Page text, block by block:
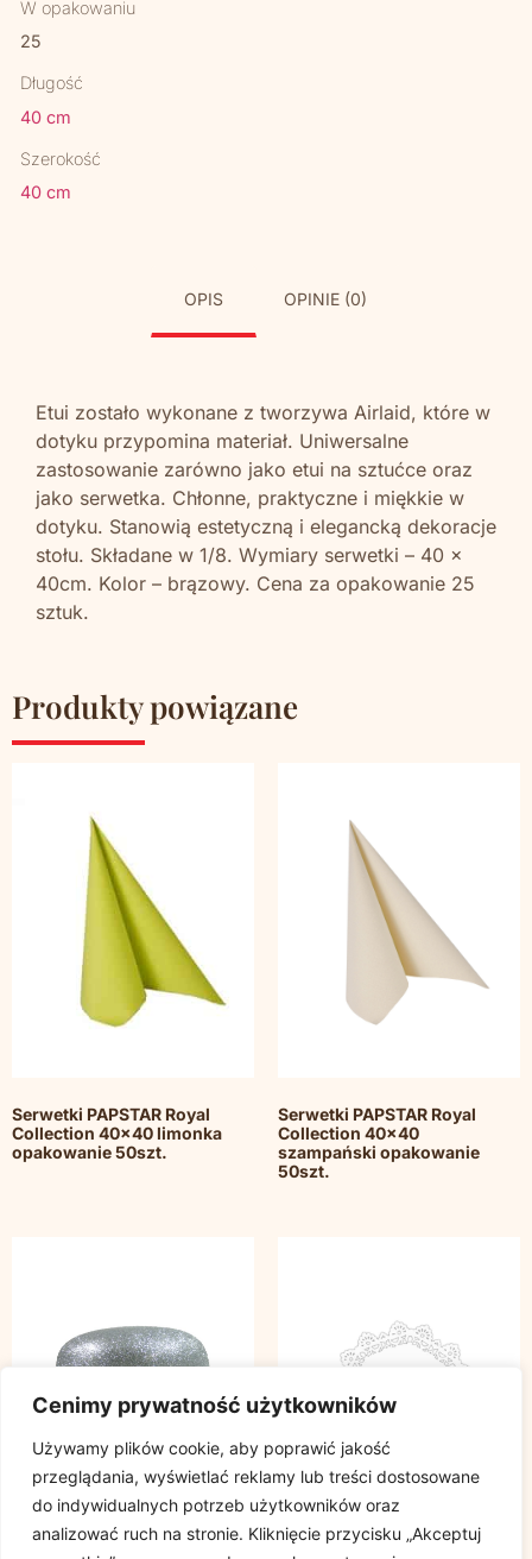
Cenimy prywatność użytkowników
Używamy plików cookie, aby poprawić jakość
przeglądania, wyświetlać reklamy lub treści dostosowane
do indywidualnych potrzeb użytkowników oraz
analizować ruch na stronie. Kliknięcie przycisku „Akceptuj
W opakowaniu
25
Długość
40 cm
Szerokość
40 cm
OPIS OPINIE (0)
Etui zostało wykonane z tworzywa Airlaid, które w
dotyku przypomina materiał. Uniwersalne
zastosowanie zarówno jako etui na sztućce oraz
jako serwetka. Chłonne, praktyczne i miękkie w
dotyku. Stanowią estetyczną i elegancką dekoracje
stołu. Składane w 1/8. Wymiary serwetki – 40 x
40cm. Kolor – brązowy. Cena za opakowanie 25
sztuk.
Produkty powiązane
Serwetki PAPSTAR Royal
Collection 40×40 limonka
opakowanie 50szt.
Serwetki PAPSTAR Royal
Collection 40×40
szampański opakowanie
50szt.